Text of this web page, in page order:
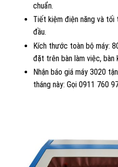
chuẩn.
Tiết kiệm điện năng và tối
đầu.
Kích thước toàn bộ máy:
đặt trên bàn làm việc, bàn
Nhận báo giá máy 3020
tháng này: Gọi 0911 760